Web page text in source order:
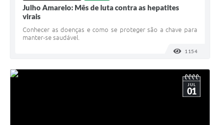
Julho Amarelo: Mês de luta contra as hepatites
virais
Conhecer as doenças e como se proteger são a chave para
manter-se saudável.
1154
JUL
01